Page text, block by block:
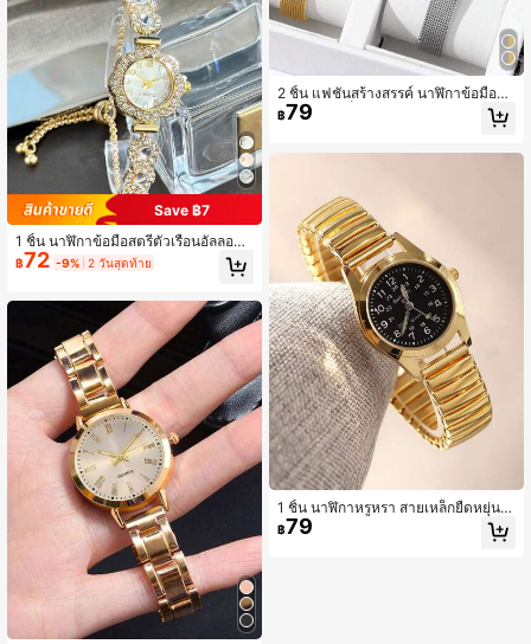
งเปิดเทอม, ช่วงรับปริญญา และวันขอบ
คุณพระเจ้าสำหรับผู้หญิง
Save ฿7
1 ชิ้น นาฬิกาข้อมือสตรีตัวเรือนอัลลอยฝั
งคริสตัลลวดลายดอกไม้ หน้าปัทม์แสดง
ตัวเลขอารบิก กำไลลูกปัดสไลด์สีสัน นา
฿72 -9% 2 วันสุดท้าย
2 ชิ้น แฟชั่นสร้างสรรค์ นาฬิกาข้อมือคว
อตซ์ขนาดเล็กส่วนบุคคลสำหรับผู้หญิง
หน้าปัดทรงกลมเรียบง่าย สายโลหะผสม
าร์ตี้ งานแต่งงาน และสวมใส่ในชีวิตปร
฿79
1 ชิ้น นาฬิกาหรูหรา สายเหล็กยืดหยุ่นสี
ทอง หน้าปัดสีดำ อุปกรณ์เสริมประจำวั
นที่มีความสง่างามและทนทาน ของขวั
฿79